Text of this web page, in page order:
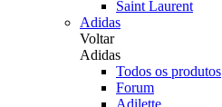
Saint Laurent
Adidas
Voltar
Adidas
Todos os produtos
Forum
Adilette